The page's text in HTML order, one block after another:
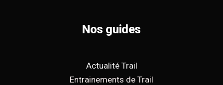
Nos guides
Actualité Trail
Entrainements de Trail